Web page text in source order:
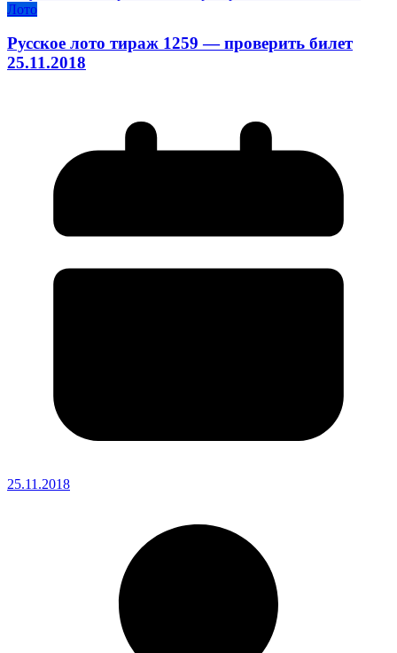
Лото
Русское лото тираж 1259 — проверить билет
25.11.2018
25.11.2018